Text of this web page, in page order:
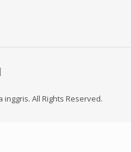
All Rights Reserved.